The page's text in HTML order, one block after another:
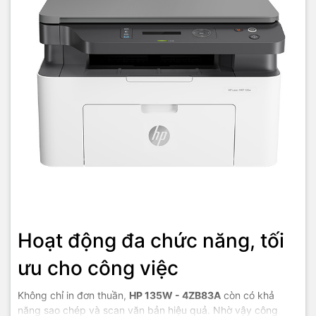
Hoạt động đa chức năng, tối
ưu cho công việc
Không chỉ in đơn thuần, HP 135W - 4ZB83A còn có khả
năng sao chép và scan văn bản hiệu quả. Nhờ vậy công
hãng, giá tốt, dịch vụ chuyên nghiệp
, đáp ứng tối đa nhu cầu của
doanh nghiệp cũng như gia đình và cá nhân.